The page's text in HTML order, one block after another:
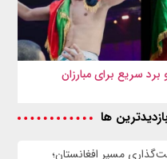
سریع برای مبارزان
ها
مسیر افغانستان؛